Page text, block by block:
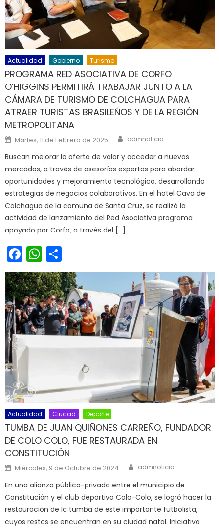
Actualidad Gobierno Turismo
PROGRAMA RED ASOCIATIVA DE CORFO
O’HIGGINS PERMITIRÁ TRABAJAR JUNTO A LA
CÁMARA DE TURISMO DE COLCHAGUA PARA
ATRAER TURISTAS BRASILEÑOS Y DE LA REGIÓN
METROPOLITANA
Posted on
Martes, 11 de Febrero de 2025 Author
admnoticia
Buscan mejorar la oferta de valor y acceder a nuevos
mercados, a través de asesorías expertas para abordar
oportunidades y mejoramiento tecnológico, desarrollando
estrategias de negocios colaborativos. En el hotel Cava de
Colchagua de la comuna de Santa Cruz, se realizó la
actividad de lanzamiento del Red Asociativa programa
apoyado por Corfo, a través del […]
Facebook
WhatsApp
Actualidad Ciudad Deporte
TUMBA DE JUAN QUIÑONES CARREÑO, FUNDADOR
DE COLO COLO, FUE RESTAURADA EN
CONSTITUCIÓN
Posted on
Miércoles, 9 de Octubre de 2024 Author
admnoticia
En una alianza público-privada entre el municipio de
Constitución y el club deportivo Colo-Colo, se logró hacer la
restauración de la tumba de este importante futbolista,
cuyos restos se encuentran en su ciudad natal. Iniciativa